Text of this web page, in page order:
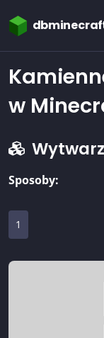
w
Sposoby:
1